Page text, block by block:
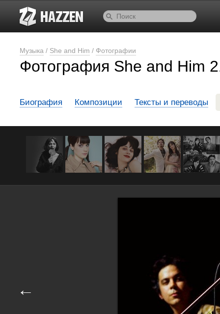
Музыка / She and Him / Фотографии
Фотография She and Him
Биография Композиции Тексты и переводы
←